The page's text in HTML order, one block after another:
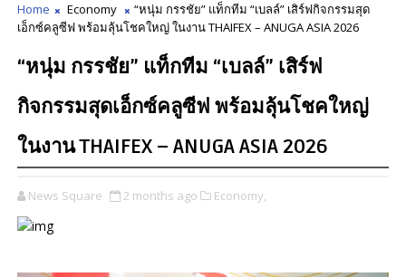
Home Economy
“หนุ่ม กรรชัย” แท็กทีม “เบลล์” เสิร์ฟกิจกรรมสุด
เอ็กซ์คลูซีฟ พร้อมลุ้นโชคใหญ่ ในงาน THAIFEX – ANUGA ASIA 2026
“หนุ่ม กรรชัย” แท็กทีม “เบลล์” เสิร์ฟ
กิจกรรมสุดเอ็กซ์คลูซีฟ พร้อมลุ้นโชคใหญ่
ในงาน THAIFEX – ANUGA ASIA 2026
News Square 2 months ago Economy,